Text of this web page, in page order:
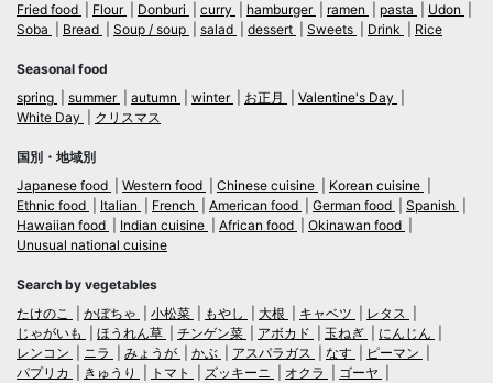
Fried food
Flour Donburi curry hamburger ramen pasta
Udon
Soba
Bread Soup / soup salad dessert Sweets Drink Rice
Seasonal food
spring
summer autumn winter お正月
Valentine's Day
White Day
クリスマス
国別・地域別
Japanese food
Western food Chinese cuisine
Korean cuisine
Ethnic food
Italian French American food German food
Spanish
Hawaiian food
Indian cuisine African food
Okinawan food
Unusual national cuisine
Search by vegetables
たけのこ
かぼちゃ 小松菜 もやし 大根 キャベツ
レタス
じゃがいも
ほうれん草 チンゲン菜 アボカド 玉ねぎ
にんじん
レンコン
ニラ みょうが かぶ アスパラガス なす
ピーマン
パプリカ
きゅうり トマト ズッキーニ オクラ
ゴーヤ